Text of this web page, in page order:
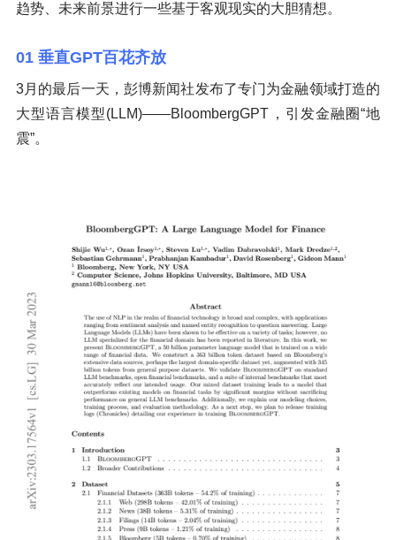
趋势、未来前景进行一些基于客观现实的大胆猜想。
01 垂直GPT百花齐放
3月的最后一天，彭博新闻社发布了专门为金融领域打造的
大型语言模型(LLM)——BloombergGPT，引发金融圈“地
震”。